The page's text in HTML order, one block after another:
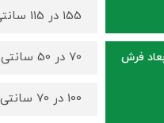
155 در 115 سانتی متر (برای سایز 140 در 100)
فرش 70 در 50 سانتی متر
100 در 70 سانتی متر